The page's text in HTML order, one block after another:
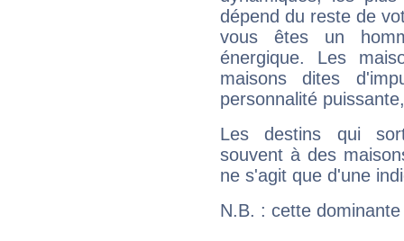
dépend du reste de
vous êtes un
énergique. Les
maisons dites
personnalité
Les destins qui
souvent à des
ne s'agit que d'une
N.B. : cette